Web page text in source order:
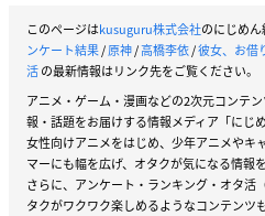
このページはkusuguru株式会社のにじめん
ンケート結果/原神/高橋李依/彼女、お借
活の最新情報はリンク先をご覧ください。
アニメ・ゲーム・漫画などの2次元コンテ
報・話題をお届けする情報メディア「にじめ
女性向けアニメをはじめ、少年アニメやキ
マーにも幅を広げ、オタクが気になる情報
さらに、アンケート・ランキング・オタ活
タクがワクワク楽しめるようなコンテンツ